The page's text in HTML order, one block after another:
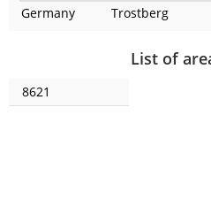
Germany Trostberg
List of
8621